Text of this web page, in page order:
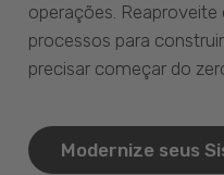
operações. Reaproveite
processos para
precisar começar do
Modernize seus